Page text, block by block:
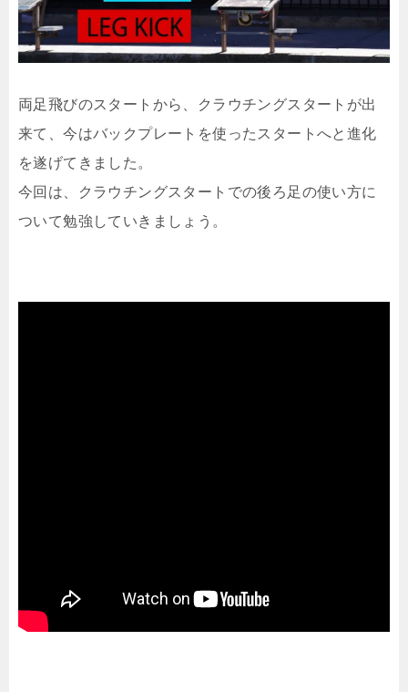
両足飛びのスタートから、クラウチングスタートが出
来て、今はバックプレートを使ったスタートへと進化
を遂げてきました。
今回は、クラウチングスタートでの後ろ足の使い方に
ついて勉強していきましょう。